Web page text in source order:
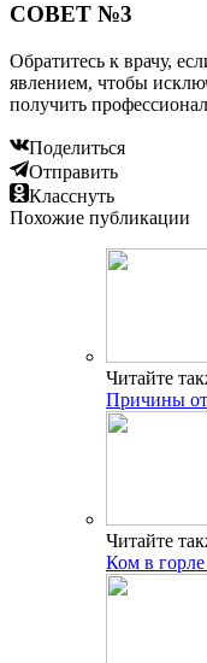
СОВЕТ №3
Обратитесь к врачу,
явлением, чтобы
получить
Поделиться
Отправить
Класснуть
Похожие публикации
Читайте
Причины
Читайте
Ком в